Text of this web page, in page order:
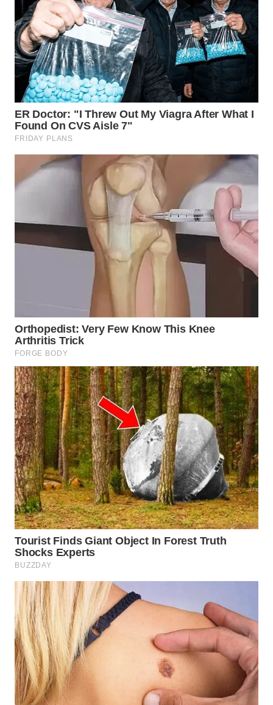
WN
KARO
WN
SIMALUNGUN
WN
LABUHANBATU
WN
TAPANULI
TENGAH
SERDANG
WN
PAKPAK
KARAWANG
WN
BEKASI
WN
BOGOR
WN
DEPOK
WN
TAPANULI
UTARA
WN
SAMOSIR
WN
PADANG
LAWAS